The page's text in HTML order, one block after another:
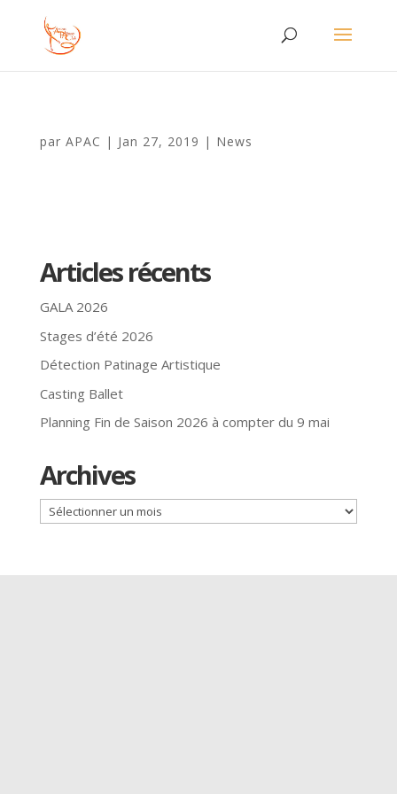
par APAC | Jan 27, 2019 | News
Articles récents
GALA 2026
Stages d’été 2026
Détection Patinage Artistique
Casting Ballet
Planning Fin de Saison 2026 à compter du 9 mai
Archives
Archives